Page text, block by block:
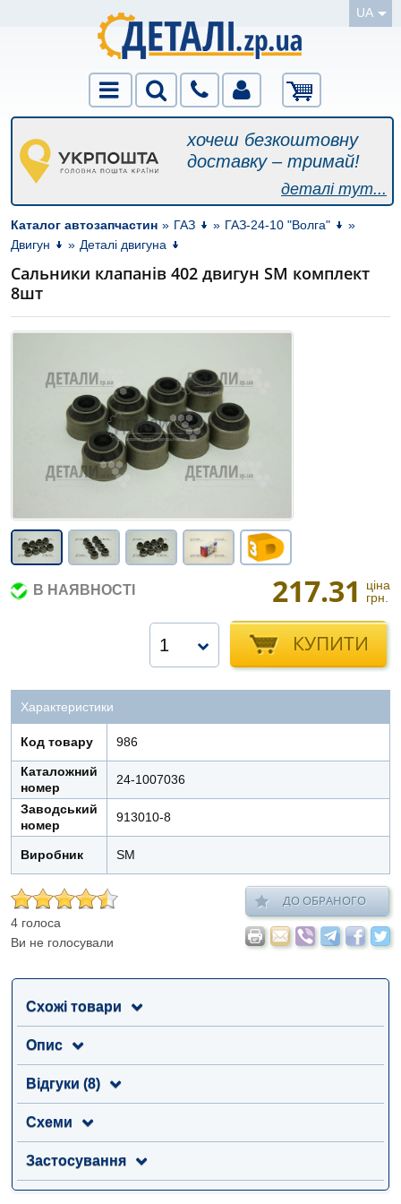
UA
хочеш безкоштовну
доставку – тримай!
деталі тут...
Каталог автозапчастин » ГАЗ » ГАЗ-24-10 "Волга"
»
Двигун
» Деталі двигуна
Сальники клапанів 402 двигун SM комплект
8шт
В НАЯВНОСТІ 217.31
ціна
грн.
КУПИТИ
1
Характеристики
Код товару 986
Каталожний
номер
24-1007036
Заводський
номер
913010-8
Виробник SM
4 голоса
Ви не голосували
ДО ОБРАНОГО
Схожі товари
Опис
Відгуки (8)
Схеми
Застосування